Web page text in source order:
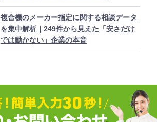
複合機のメーカー指定に関する相談データ
を集中解析｜249件から見えた「安さだけ
では動かない」企業の本音